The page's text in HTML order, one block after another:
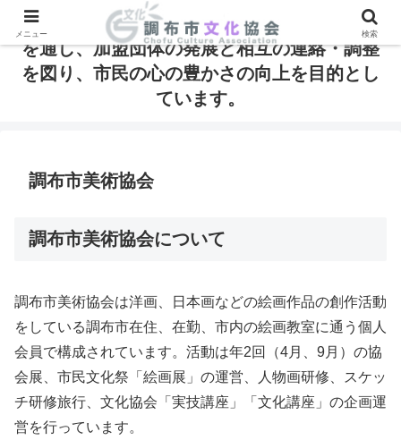
調布市文化協会は、芸術・文化の発信と振興
を通し、加盟団体の発展と相互の連絡・調整
を図り、市民の心の豊かさの向上を目的とし
ています。
調布市美術協会
調布市美術協会について
調布市美術協会は洋画、日本画などの絵画作品の創作活動
をしている調布市在住、在勤、市内の絵画教室に通う個人
会員で構成されています。活動は年2回（4月、9月）の協
会展、市民文化祭「絵画展」の運営、人物画研修、スケッ
チ研修旅行、文化協会「実技講座」「文化講座」の企画運
営を行っています。
メニュー 検索